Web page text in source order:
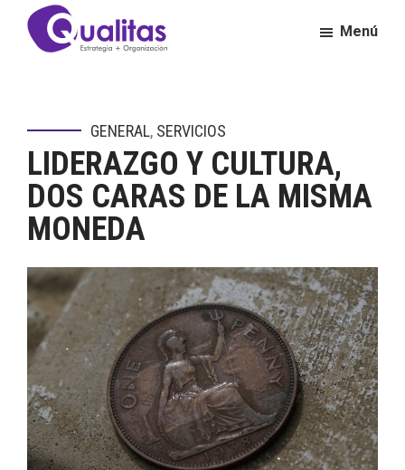
Saltar
contenido
Saltar
y
Excelencia
Empresarial
Menú
GENERAL, SERVICIOS
LIDERAZGO Y CULTURA,
DOS CARAS DE LA MISMA
MONEDA